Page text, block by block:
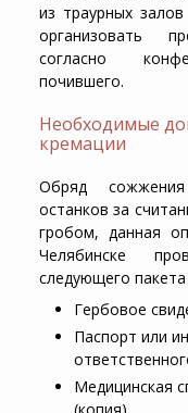
из траурных
организовать
согласно
почившего.
Необходимые
кремации
Обряд сожжения
останков за
гробом, данная
Челябинске
следующего
Гербовое
Паспорт или
Медицинская